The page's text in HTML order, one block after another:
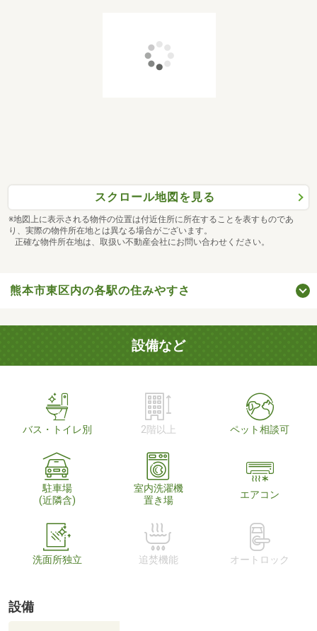
スクロール地図を見る
※地図上に表示される物件の位置は付近住所に所在することを表すものであ
り、実際の物件所在地とは異なる場合がございます。
正確な物件所在地は、取扱い不動産会社にお問い合わせください。
熊本市東区内の各駅の住みやすさ
設備など
バス・トイレ別 2階以上 ペット相談可
駐車場
(近隣含)
室内洗濯機
置き場
エアコン
洗面所独立 追焚機能 オートロック
設備